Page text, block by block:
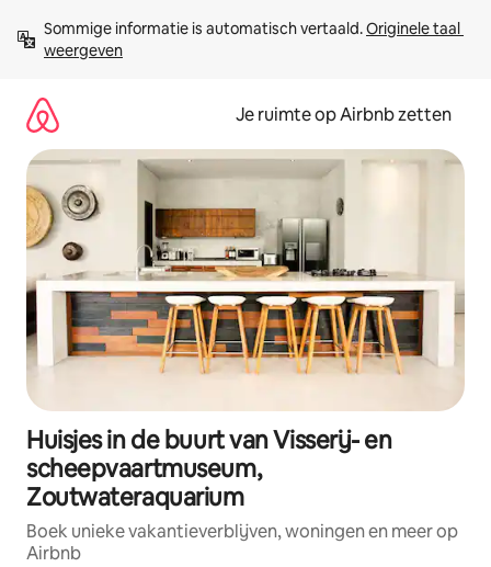
direct
naar
Sommige informatie is automatisch vertaald. Originele taal
weergeven
Je ruimte op Airbnb zetten
Huisjes in de buurt van Visserij- en
scheepvaartmuseum,
Zoutwateraquarium
Boek unieke vakantieverblijven, woningen en meer op
Airbnb